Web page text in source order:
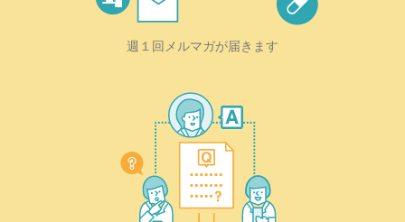
週１回メルマガが届きます